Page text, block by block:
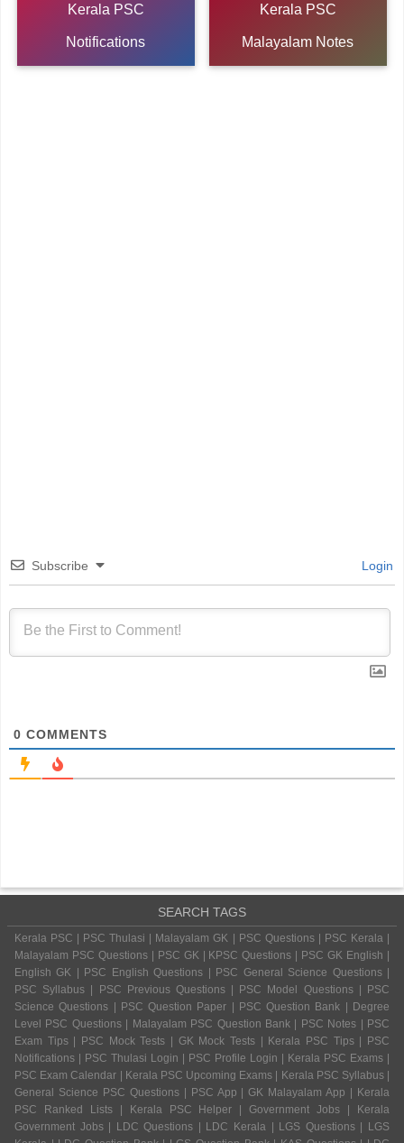
Kerala PSC
Notifications
Kerala PSC
Malayalam Notes
Subscribe Login
0 COMMENTS
SEARCH TAGS
Kerala PSC | PSC Thulasi | Malayalam GK | PSC Questions | PSC Kerala |
Malayalam PSC Questions | PSC GK | KPSC Questions | PSC GK English |
English GK | PSC English Questions | PSC General Science Questions |
PSC Syllabus | PSC Previous Questions | PSC Model Questions | PSC
Science Questions | PSC Question Paper | PSC Question Bank | Degree
Level PSC Questions | Malayalam PSC Question Bank | PSC Notes | PSC
Exam Tips | PSC Mock Tests | GK Mock Tests | Kerala PSC Tips | PSC
Notifications | PSC Thulasi Login | PSC Profile Login | Kerala PSC Exams |
PSC Exam Calendar | Kerala PSC Upcoming Exams | Kerala PSC Syllabus |
General Science PSC Questions | PSC App | GK Malayalam App | Kerala
PSC Ranked Lists | Kerala PSC Helper | Government Jobs | Kerala
Government Jobs | LDC Questions | LDC Kerala | LGS Questions | LGS